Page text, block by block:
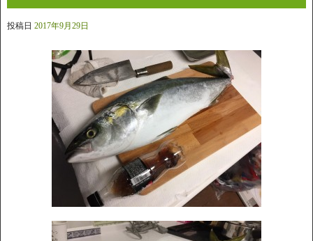
投稿日 2017年9月29日